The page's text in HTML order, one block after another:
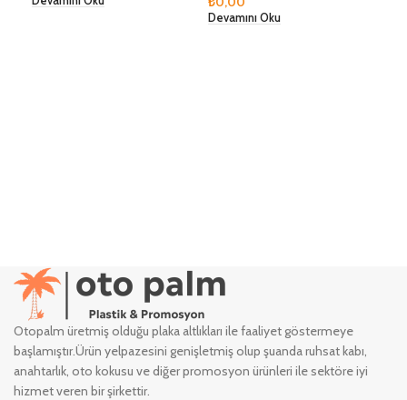
Devamını Oku
Otopalm üretmiş olduğu plaka altlıkları ile faaliyet göstermeye
başlamıştır.Ürün yelpazesini genişletmiş olup şuanda ruhsat kabı,
anahtarlık, oto kokusu ve diğer promosyon ürünleri ile sektöre iyi
hizmet veren bir şirkettir.